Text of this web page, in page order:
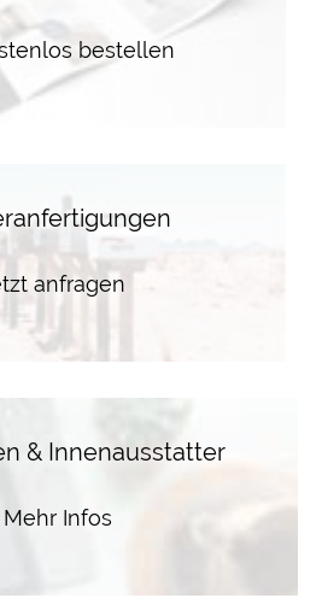
bestellen
anfragen
& Innenausstatter
Mehr Infos